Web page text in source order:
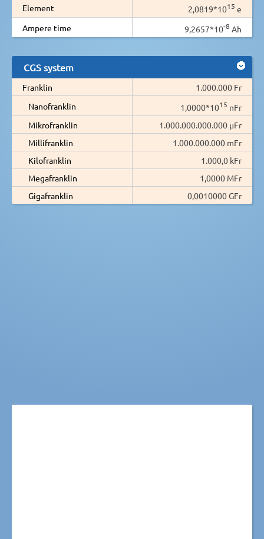
Element
2,0819*1015 e
Ampere time
9,2657*10-8 Ah
CGS system
Franklin
1.000.000 Fr
Nanofranklin
1,0000*1015 nFr
Mikrofranklin
1.000.000.000.000 µFr
Millifranklin
1.000.000.000 mFr
Kilofranklin
1.000,0 kFr
Megafranklin
1,0000 MFr
Gigafranklin
0,0010000 GFr